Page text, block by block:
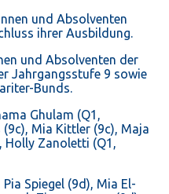
und Absolventen
ihrer Ausbildung.
und Absolventen der
Jahrgangsstufe 9 sowie
Bunds.
Ghulam (Q1,
Mia Kittler (9c), Maja
Holly Zanoletti (Q1,
Spiegel (9d), Mia El-